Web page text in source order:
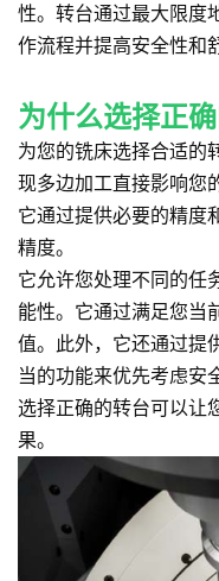
性。转台通过最大限度
作流程并提高安全性和
为什么选择正
为您的铣床选择合适的
现多边加工直接影响您
它通过提供必要的精度
精度。
它允许您处理不同的任
能性。它通过满足您当
值。此外，它还通过提
当的功能来优先考虑安
选择正确的转台可以让
果。